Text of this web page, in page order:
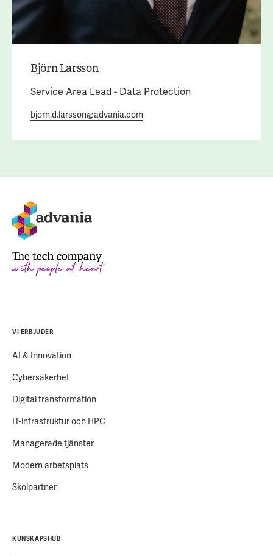
Björn Larsson
Service Area Lead - Data Protection
bjorn.d.larsson@advania.com
VI ERBJUDER
AI & Innovation
Cybersäkerhet
Digital transformation
IT-infrastruktur och HPC
Managerade tjänster
Modern arbetsplats
Skolpartner
KUNSKAPSHUB